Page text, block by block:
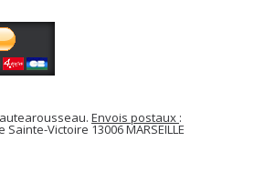
Envois postaux :
Victoire 13006 MARSEILLE